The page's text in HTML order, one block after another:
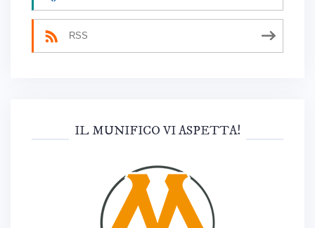
RSS
IL MUNIFICO VI ASPETTA!